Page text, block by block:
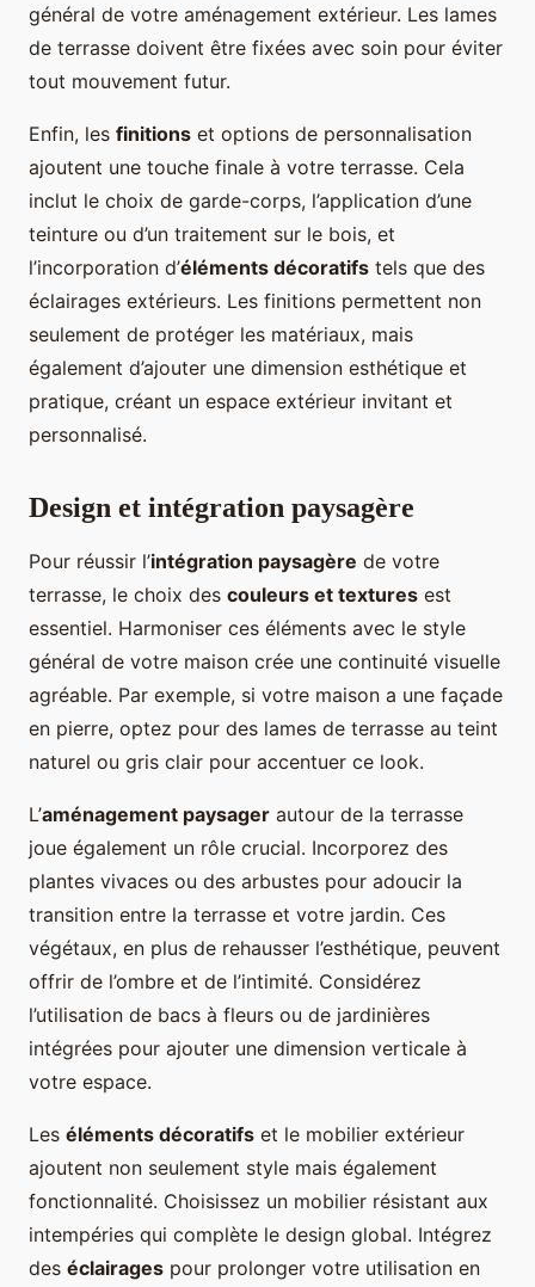
général de votre aménagement extérieur. Les lames
de terrasse doivent être fixées avec soin pour éviter
tout mouvement futur.
Enfin, les finitions et options de personnalisation
ajoutent une touche finale à votre terrasse. Cela
inclut le choix de garde-corps, l’application d’une
teinture ou d’un traitement sur le bois, et
l’incorporation d’éléments décoratifs tels que des
éclairages extérieurs. Les finitions permettent non
seulement de protéger les matériaux, mais
également d’ajouter une dimension esthétique et
pratique, créant un espace extérieur invitant et
personnalisé.
Design et intégration paysagère
Pour réussir l’intégration paysagère de votre
terrasse, le choix des couleurs et textures est
essentiel. Harmoniser ces éléments avec le style
général de votre maison crée une continuité visuelle
agréable. Par exemple, si votre maison a une façade
en pierre, optez pour des lames de terrasse au teint
naturel ou gris clair pour accentuer ce look.
L’aménagement paysager autour de la terrasse
joue également un rôle crucial. Incorporez des
plantes vivaces ou des arbustes pour adoucir la
transition entre la terrasse et votre jardin. Ces
végétaux, en plus de rehausser l’esthétique, peuvent
offrir de l’ombre et de l’intimité. Considérez
l’utilisation de bacs à fleurs ou de jardinières
intégrées pour ajouter une dimension verticale à
votre espace.
Les éléments décoratifs et le mobilier extérieur
ajoutent non seulement style mais également
fonctionnalité. Choisissez un mobilier résistant aux
intempéries qui complète le design global. Intégrez
des éclairages pour prolonger votre utilisation en